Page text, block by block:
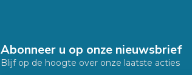
Abonneer u op onze nieuwsbrief
Blijf op de hoogte over onze laatste acties